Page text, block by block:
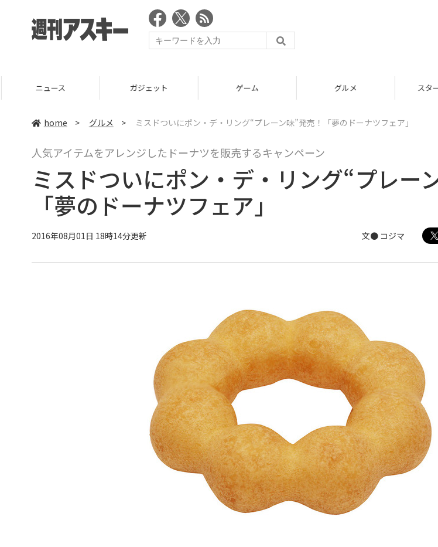
ニュース ガジェット ゲーム グルメ スタ
home > グルメ > ミスドついにポン・デ・リング“プレーン味”発売！「夢のドーナツフェア」
人気アイテムをアレンジしたドーナツを販売するキャンペーン
ミスドついにポン・デ・リング“プレー
「夢のドーナツフェア」
2016年08月01日 18時14分更新 文● コジマ